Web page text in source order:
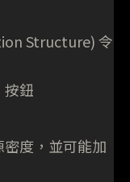
Structure) 令
按鈕
度，並可能加